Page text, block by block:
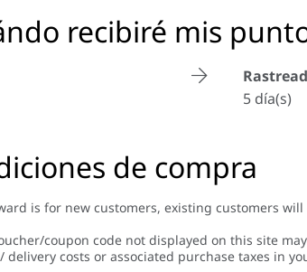
recibiré mis
5 día(s)
de compra
is for new customers, existing customers
coupon code not displayed on this site
delivery costs or associated purchase taxes in